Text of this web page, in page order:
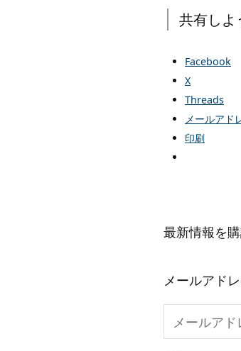
共有しよ
Facebook
X
Threads
メールアド
印刷
最新情報を
メールアド